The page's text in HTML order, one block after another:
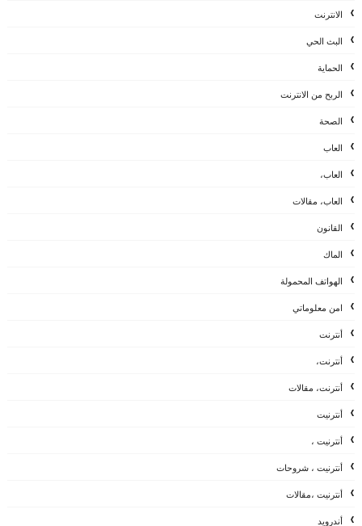
الانترنت
البث الحي
الحماية
الربح من الانترنت
الصحة
العاب
العاب،
العاب، مقالات
القانون
الماك
الهواتف المحمولة
امن معلوماتي
أنترنت
أنترنت،
أنترنت، مقالات
أنترنيت
أنترنيت ،
أنترنيت ، شروحات
أنترنيت ،مقالات
أندرويد